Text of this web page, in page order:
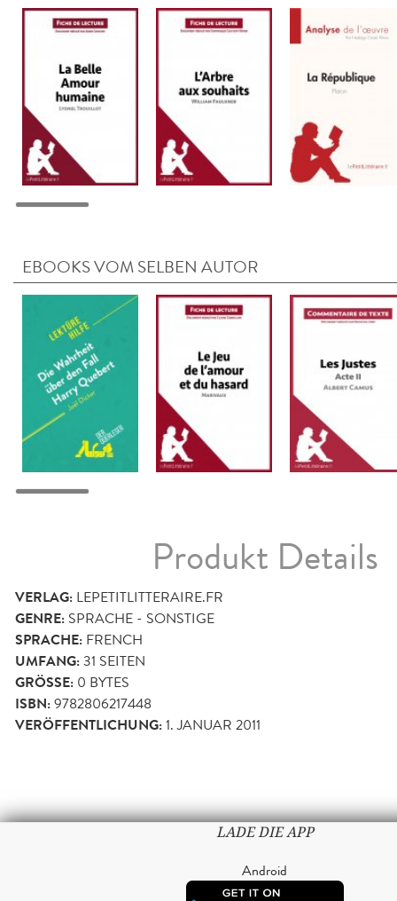
EBOOKS VOM SELBEN AUTOR
Produkt Details
VERLAG: LEPETITLITTERAIRE.FR
GENRE: SPRACHE - SONSTIGE
SPRACHE: FRENCH
UMFANG:31 SEITEN
GRÖSSE: 0 BYTES
ISBN:9782806217448
VERÖFFENTLICHUNG:1. JANUAR 2011
LADE DIE APP
Android